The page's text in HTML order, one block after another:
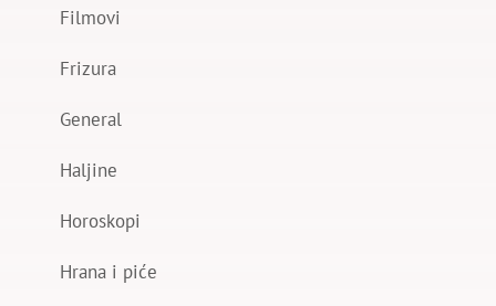
Filmovi
Frizura
General
Haljine
Horoskopi
Hrana i piće